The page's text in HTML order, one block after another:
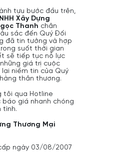
tựu bước đầu trên,
Xây Dựng
Thanh chân
sắc đến Quý Đối
đã tin tưởng và hợp
suốt thời gian
sẽ tiếp tục nỗ lực
giá trị cuộc
niềm tin của Quý
thân thương.
tôi qua Hotline
báo giá nhanh chóng
tình.
Thương Mại
ngày 03/08/2007